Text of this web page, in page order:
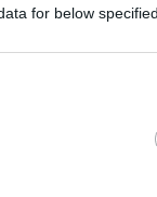
for below